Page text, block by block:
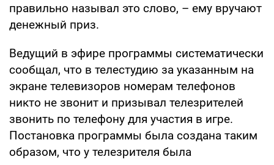
правильно называл это слово, – ему вручают
денежный приз.
Ведущий в эфире программы систематически
сообщал, что в телестудию за указанным на
экране телевизоров номерам телефонов
никто не звонит и призывал телезрителей
звонить по телефону для участия в игре.
Постановка программы была создана таким
образом, что у телезрителя была